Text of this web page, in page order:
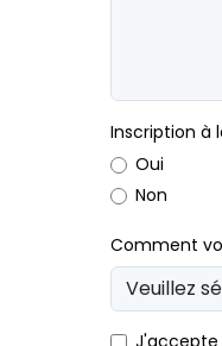
Inscription à
Oui
Non
Comment
J'accepte